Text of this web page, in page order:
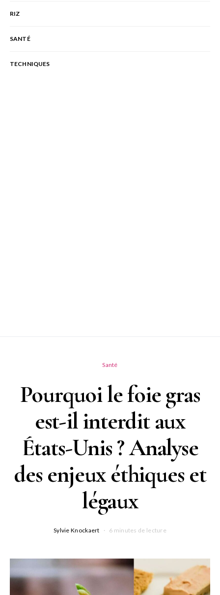
RIZ
SANTÉ
TECHNIQUES
Santé
Pourquoi le foie gras
est-il interdit aux
États-Unis ? Analyse
des enjeux éthiques et
légaux
Sylvie Knockaert 6 minutes de lecture